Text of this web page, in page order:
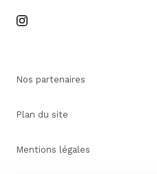
Nos partenaires
Plan du site
Mentions légales